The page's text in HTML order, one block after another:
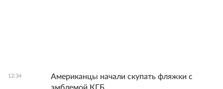
12:34
Американцы начали скупать фляжки с